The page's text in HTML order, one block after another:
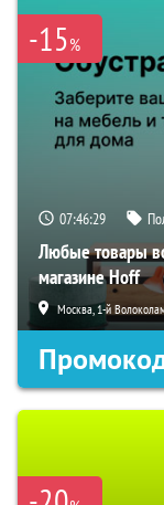
-15%
07:46:28
Любые товары
магазине Hoff
Москва, 1-й